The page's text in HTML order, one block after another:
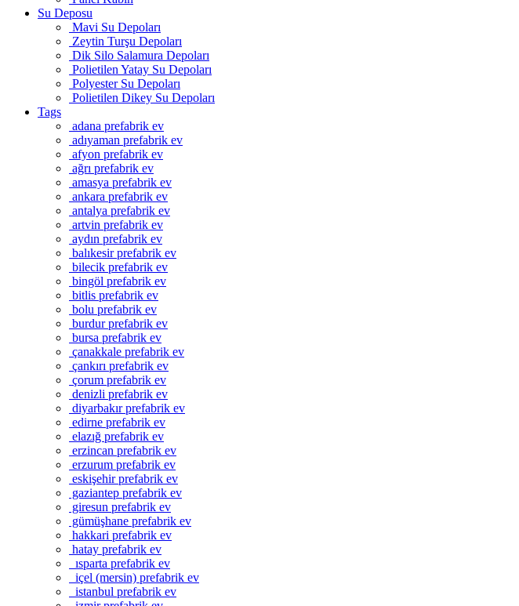
Su Deposu
Mavi Su Depoları
Zeytin Turşu Depoları
Dik Silo Salamura Depoları
Polietilen Yatay Su Depoları
Polyester Su Depoları
Polietilen Dikey Su Depoları
Tags
adana prefabrik ev
adıyaman prefabrik ev
afyon prefabrik ev
ağrı prefabrik ev
amasya prefabrik ev
ankara prefabrik ev
antalya prefabrik ev
artvin prefabrik ev
aydın prefabrik ev
balıkesir prefabrik ev
bilecik prefabrik ev
bingöl prefabrik ev
bitlis prefabrik ev
bolu prefabrik ev
burdur prefabrik ev
bursa prefabrik ev
çanakkale prefabrik ev
çankırı prefabrik ev
çorum prefabrik ev
denizli prefabrik ev
diyarbakır prefabrik ev
edirne prefabrik ev
elazığ prefabrik ev
erzincan prefabrik ev
erzurum prefabrik ev
eskişehir prefabrik ev
gaziantep prefabrik ev
giresun prefabrik ev
gümüşhane prefabrik ev
hakkari prefabrik ev
hatay prefabrik ev
ısparta prefabrik ev
içel (mersin) prefabrik ev
istanbul prefabrik ev